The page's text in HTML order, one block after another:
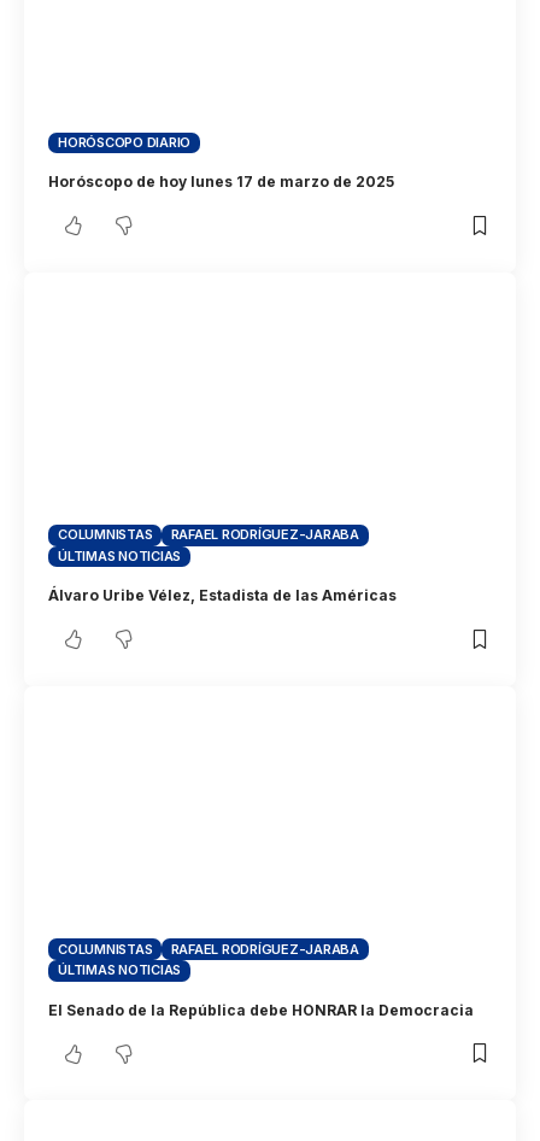
HORÓSCOPO DIARIO
Horóscopo de hoy lunes 17 de marzo de 2025
COLUMNISTAS
RAFAEL RODRÍGUEZ-JARABA
ÚLTIMAS NOTICIAS
Álvaro Uribe Vélez, Estadista de las Américas
COLUMNISTAS
RAFAEL RODRÍGUEZ-JARABA
ÚLTIMAS NOTICIAS
El Senado de la República debe HONRAR la Democracia